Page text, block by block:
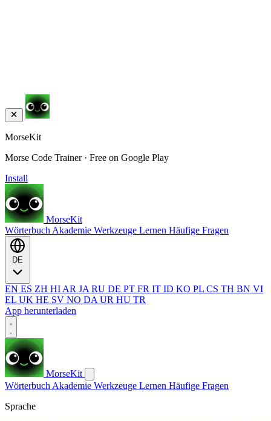
MorseKit
Morse Code Trainer · Free on Google Play
Install
MorseKit
Wörterbuch Akademie Werkzeuge Lernen Häufige Fragen
EN ES ZH HI AR JA RU DE PT FR IT ID KO PL CS TH BN VI
EL UK HE SV NO DA UR HU TR
App herunterladen
MorseKit
Wörterbuch Akademie Werkzeuge Lernen Häufige Fragen
Sprache